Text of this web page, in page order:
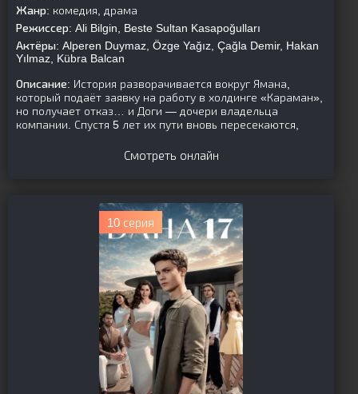
Жанр: комедия, драма
Режиссер: Ali Bilgin, Beste Sultan Kasapoğulları
Актёры: Alperen Duymaz, Özge Yağız, Çağla Demir, Hakan
Yılmaz, Kübra Balcan
Описание: История разворачивается вокруг Ямана,
который подаёт заявку на работу в холдинге «Караман»,
но получает отказ… и Доги — дочери владельца
компании. Спустя 5 лет их пути вновь пересекаются,
Смотреть онлайн
10 серия